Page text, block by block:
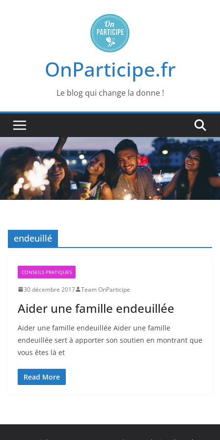
OnParticipe.fr
Le blog qui change la donne !
endeuillé
CONSEILS PRATIQUES
30 décembre 2017 Team OnParticipe
Aider une famille endeuillée
Aider une famille endeuillée Aider une famille
endeuillée sert à apporter son soutien en montrant que
vous êtes là et
Read More